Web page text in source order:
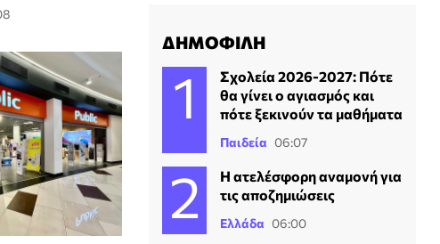
ΔΗΜΟΦΙΛΗ
Σχολεία 2026-2027: Πότε
θα γίνει ο αγιασμός και
πότε ξεκινούν τα μαθήματα
Παιδεία 06:07
Η ατελέσφορη αναμονή για
τις αποζημιώσεις
Ελλάδα 06:00